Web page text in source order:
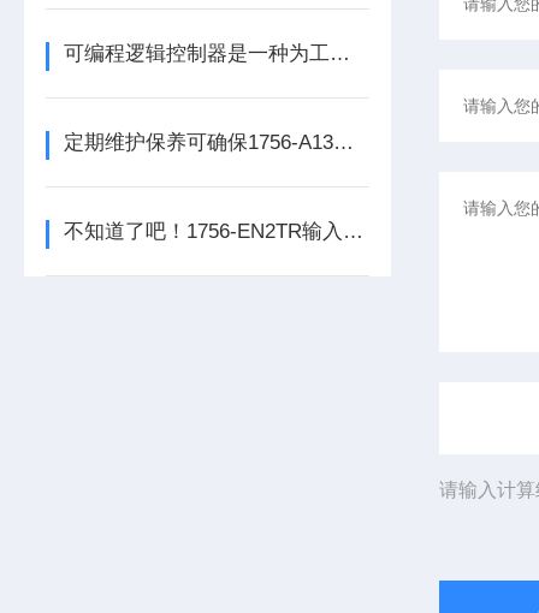
可编程逻辑控制器是一种为工业环境设计的数字运算操作电子系统
定期维护保养可确保1756-A13数字量输出模块的正常运行
不知道了吧！1756-EN2TR输入模块是数控系统动力的保障
请输入计